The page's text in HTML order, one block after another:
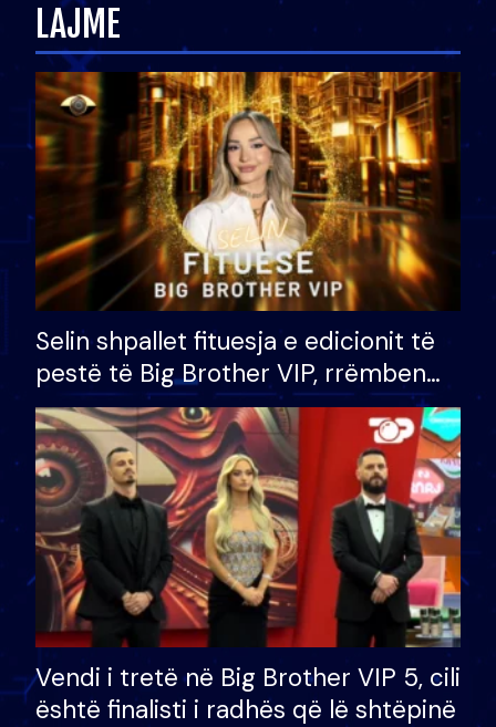
LAJME
Selin shpallet fituesja e edicionit të
pestë të Big Brother VIP, rrëmben
çmimin e madh prej 100 mijë eurosh
Vendi i tretë në Big Brother VIP 5, cili
është finalisti i radhës që lë shtëpinë